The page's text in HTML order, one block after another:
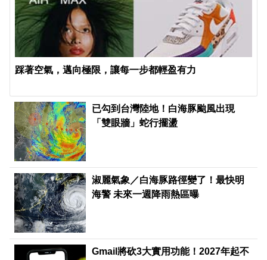
踩著空氣，邁向極限，讓每一步都輕盈有力
已勾到台灣陸地！白海豚颱風出現
「雙眼牆」蛇行擺盪
淑麗氣象／白海豚路徑變了！最快明
海警 未來一週降雨熱區曝
Gmail將砍3大實用功能！2027年起不